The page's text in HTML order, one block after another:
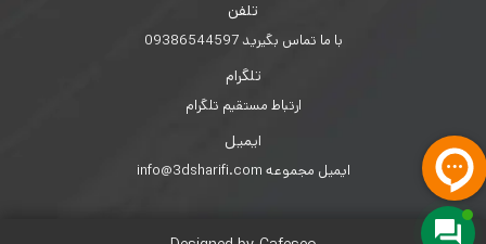
تلفن
با ما تماس بگیرید 09386544597
تلگرام
ارتباط مستقیم تلگرام
ایمیل
ایمیل مجموعه info@3dsharifi.com